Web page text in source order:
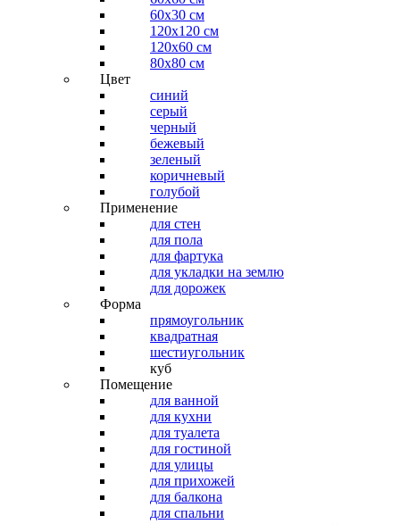
60x30 см
120x120 см
120x60 см
80x80 см
Цвет
синий
серый
черный
бежевый
зеленый
коричневый
голубой
Применение
для стен
для пола
для фартука
для укладки на землю
для дорожек
Форма
прямоугольник
квадратная
шестиугольник
куб
Помещение
для ванной
для кухни
для туалета
для гостиной
для улицы
для прихожей
для балкона
для спальни